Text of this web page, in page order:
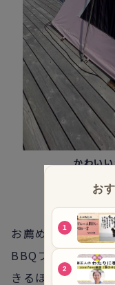
かわい
お薦めはデイキャ
BBQプラン」。テ
きるほか、屋根の